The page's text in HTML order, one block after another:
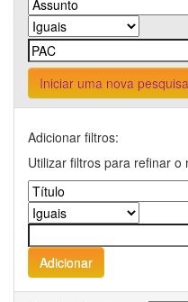
Iniciar uma nova pesquisa
Adicionar filtros:
Utilizar filtros para refinar o